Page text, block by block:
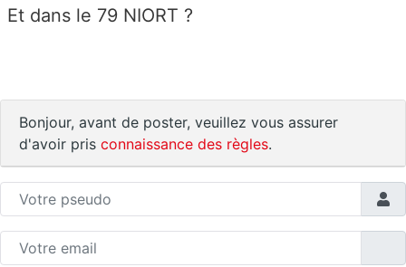
Et dans le 79 NIORT ?
Bonjour, avant de poster, veuillez vous assurer
d'avoir pris connaissance des règles.